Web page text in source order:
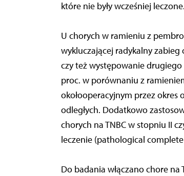
które nie były wcześniej leczone.
U chorych w ramieniu z
wykluczającej radykalny
czy też występowanie
proc. w porównaniu z
okołooperacyjnym przez okres
odległych. Dodatkowo
chorych na TNBC w stopniu II
leczenie (pathological complete
Do badania włączano chore na